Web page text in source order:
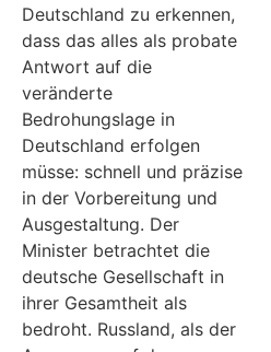
Deutschland zu erkennen,
dass das alles als probate
Antwort auf die
veränderte
Bedrohungslage in
Deutschland erfolgen
müsse: schnell und präzise
in der Vorbereitung und
Ausgestaltung. Der
Minister betrachtet die
deutsche Gesellschaft in
ihrer Gesamtheit als
bedroht. Russland, als der